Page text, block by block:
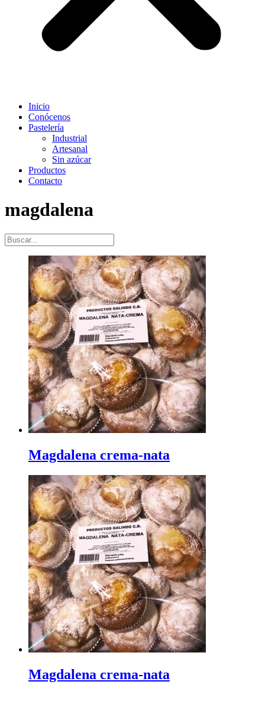
Inicio
Conócenos
Pastelería
Industrial
Artesanal
Sin azúcar
Productos
Contacto
magdalena
Magdalena crema-nata
Magdalena crema-nata